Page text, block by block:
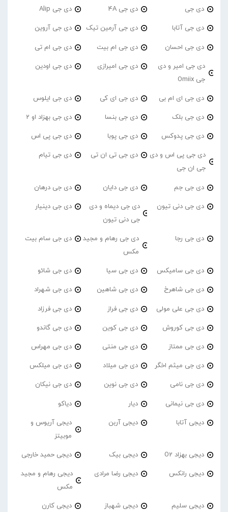
دی جی دی جی 4A دی جی Alip
دی جی آتابا دی جی آرمین تیک دی جی آروین
دی جی احسان دی جی ام بیت دی جی ام تی
دی جی امیر و دی
جی Omiix
دی جی امیرازی دی جی اودین
دی جی ای ام بی دی جی ای کی دی جی ایلوس
دی جی بلک دی جی بنسا دی جی بهزاد او 2
دی جی پدوکس دی جی پوبا دی جی پی اس
دی جی پی اس و دی
جی ان جی
دی جی تی ان تی دی جی تیام
دی جی جم دی جی دایان دی جی درهان
دی جی دنی تیون
دی جی دیماه و دی
جی دنی تیون
دی جی دینیار
دی جی رجا
دی جی رهام و مجید
مکس
دی جی سام بیت
دی جی سامیکس دی جی سیا دی جی شائو
دی جی شاهرخ دی جی شاهین دی جی شهراد
دی جی علی مولی دی جی فراز دی جی فرزاد
دی جی کوروش دی جی کوین دی جی گاندو
دی جی ممتاز دی جی منتی دی جی مهراس
دی جی میثم اخگر دی جی میلاد دی جی میلکس
دی جی نامی دی جی نوین دی جی نیکان
دی جی نیمانی دیار دیاکو
دیجی آتابا دیجی آربن
دیجی آریوس و
موبیتز
دیجی بهزاد O2 دیجی بیک دیجی حمید خارجی
دیجی رانکس دیجی رضا مرادی
دیجی رهام و مجید
مکس
دیجی سلیم دیجی شهباز دیجی کارن